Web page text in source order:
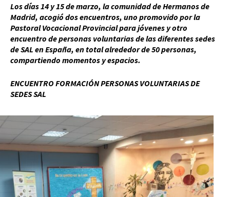
Los días 14 y 15 de marzo, la comunidad de Hermanos de
Madrid, acogió dos encuentros, uno promovido por la
Pastoral Vocacional Provincial para jóvenes y otro
encuentro de personas voluntarias de las diferentes sedes
de SAL en España, en total alrededor de 50 personas,
compartiendo momentos y espacios.
ENCUENTRO FORMACIÓN PERSONAS VOLUNTARIAS DE
SEDES SAL